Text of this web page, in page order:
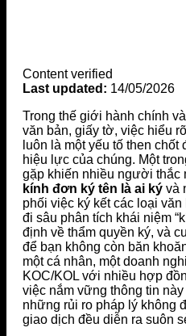
Content verified
Last updated: 14/05/2026
Trong thế giới hành chính
văn bản, giấy tờ, việc hiểu
luôn là một yếu tố then
hiệu lực của chúng. Một
gặp khiến nhiều người thắc
kính đơn ký tên là ai ký và
phối việc ký kết các loại
đi sâu phân tích khái niệm
định về thẩm quyền ký, và
để bạn không còn băn
một cá nhân, một doanh
KOC/KOL với nhiều hợp
việc nắm vững thông tin
những rủi ro pháp lý không
giao dịch đều diễn ra suôn